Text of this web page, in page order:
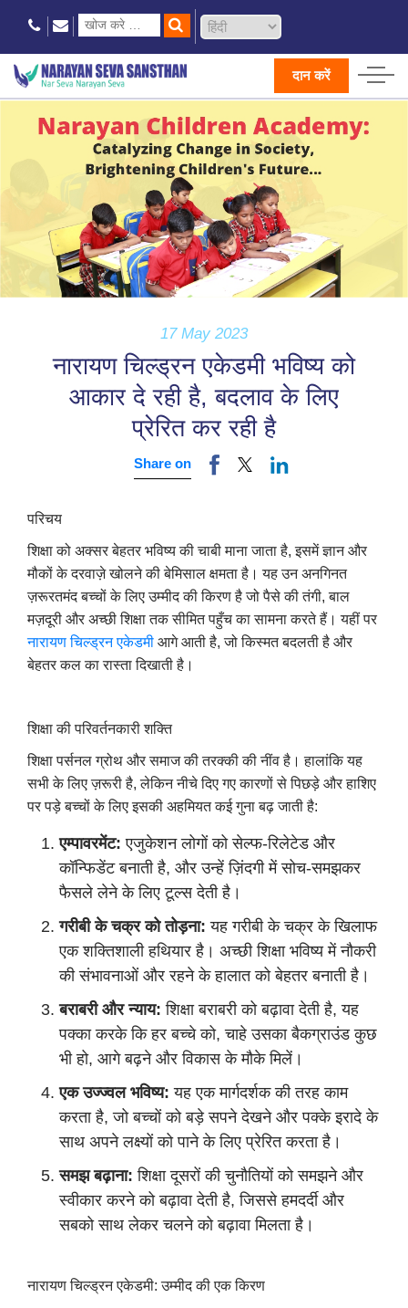
दान करें
17 May 2023
नारायण चिल्ड्रन एकेडमी भविष्य को
आकार दे रही है, बदलाव के लिए
प्रेरित कर रही है
Share on
परिचय
शिक्षा को अक्सर बेहतर भविष्य की चाबी माना जाता है, इसमें ज्ञान और
मौकों के दरवाज़े खोलने की बेमिसाल क्षमता है। यह उन अनगिनत
ज़रूरतमंद बच्चों के लिए उम्मीद की किरण है जो पैसे की तंगी, बाल
मज़दूरी और अच्छी शिक्षा तक सीमित पहुँच का सामना करते हैं। यहीं पर
नारायण चिल्ड्रन एकेडमी आगे आती है, जो किस्मत बदलती है और
बेहतर कल का रास्ता दिखाती है।
शिक्षा की परिवर्तनकारी शक्ति
शिक्षा पर्सनल ग्रोथ और समाज की तरक्की की नींव है। हालांकि यह
सभी के लिए ज़रूरी है, लेकिन नीचे दिए गए कारणों से पिछड़े और हाशिए
पर पड़े बच्चों के लिए इसकी अहमियत कई गुना बढ़ जाती है:
एम्पावरमेंट:एजुकेशन लोगों को सेल्फ-रिलेटेड और
कॉन्फिडेंट बनाती है, और उन्हें ज़िंदगी में सोच-समझकर
फैसले लेने के लिए टूल्स देती है।
गरीबी के चक्र को तोड़ना:यह गरीबी के चक्र के खिलाफ
एक शक्तिशाली हथियार है। अच्छी शिक्षा भविष्य में नौकरी
की संभावनाओं और रहने के हालात को बेहतर बनाती है।
बराबरी और न्याय:शिक्षा बराबरी को बढ़ावा देती है, यह
पक्का करके कि हर बच्चे को, चाहे उसका बैकग्राउंड कुछ
भी हो, आगे बढ़ने और विकास के मौके मिलें।
एक उज्ज्वल भविष्य:यह एक मार्गदर्शक की तरह काम
करता है, जो बच्चों को बड़े सपने देखने और पक्के इरादे के
साथ अपने लक्ष्यों को पाने के लिए प्रेरित करता है।
समझ बढ़ाना:शिक्षा दूसरों की चुनौतियों को समझने और
स्वीकार करने को बढ़ावा देती है, जिससे हमदर्दी और
सबको साथ लेकर चलने को बढ़ावा मिलता है।
नारायण चिल्ड्रन एकेडमी: उम्मीद की एक किरण